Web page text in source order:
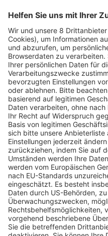
Regenwetter sorgt
beim Fashion &
Wochenbericht